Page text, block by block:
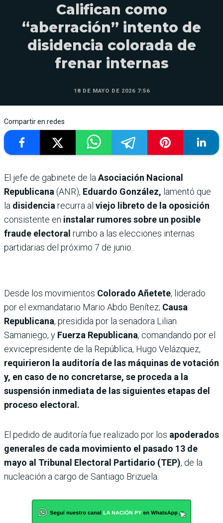
Califican como
“aberración” intento de
disidencia colorada de
frenar internas
18 DE MAYO DE 2026 7:56
Compartir en redes
El jefe de gabinete de la Asociación Nacional
Republicana (ANR), Eduardo González, lamentó que
la disidencia recurra al viejo libreto de la oposición
consistente en instalar rumores sobre un posible
fraude electoral rumbo a las elecciones internas
partidarias del próximo 7 de junio.
Desde los movimientos Colorado Añetete, liderado
por el exmandatario Mario Abdo Benítez; Causa
Republicana, presidida por la senadora Lilian
Samaniego, y Fuerza Republicana, comandando por el
exvicepresidente de la República, Hugo Velázquez,
requirieron la auditoría de las máquinas de votación
y, en caso de no concretarse, se proceda a la
suspensión inmediata de las siguientes etapas del
proceso electoral.
El pedido de auditoría fue realizado por los apoderados
generales de cada movimiento el pasado 13 de
mayo al Tribunal Electoral Partidario (TEP), de la
nucleación a cargo de Santiago Brizuela.